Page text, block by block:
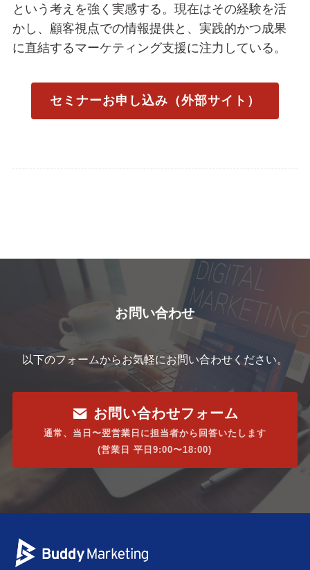
という考えを強く実感する。現在はその経験を活
かし、顧客視点での情報提供と、実践的かつ成果
に直結するマーケティング支援に注力している。
セミナーお申し込み（外部サイト）
お問い合わせ
以下のフォームからお気軽にお問い合わせください。
お問い合わせフォーム
通常、当日〜翌営業日に担当者から回答いたします
(営業日 平日9:00〜18:00)